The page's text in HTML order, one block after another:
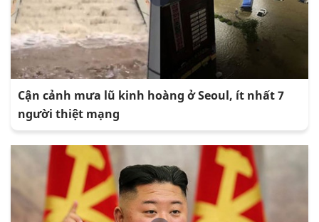
Cận cảnh mưa lũ kinh hoàng ở Seoul, ít nhất 7
người thiệt mạng